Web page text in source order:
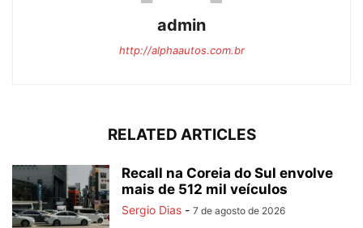
admin
http://alphaautos.com.br
RELATED ARTICLES
Recall na Coreia do Sul envolve
mais de 512 mil veículos
Sergio Dias - 7 de agosto de 2026